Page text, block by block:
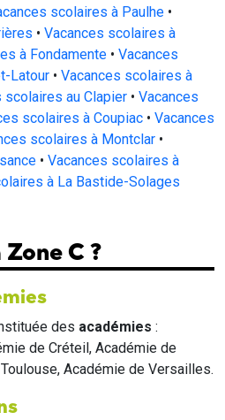
scolaires à Paulhe •
• Vacances scolaires à
à Fondamente • Vacances
Latour • Vacances scolaires à
scolaires au Clapier • Vacances
scolaires à Coupiac • Vacances
scolaires à Montclar •
• Vacances scolaires à
à La Bastide-Solages
C ?
des académies :
de Créteil, Académie de
Académie de Versailles.